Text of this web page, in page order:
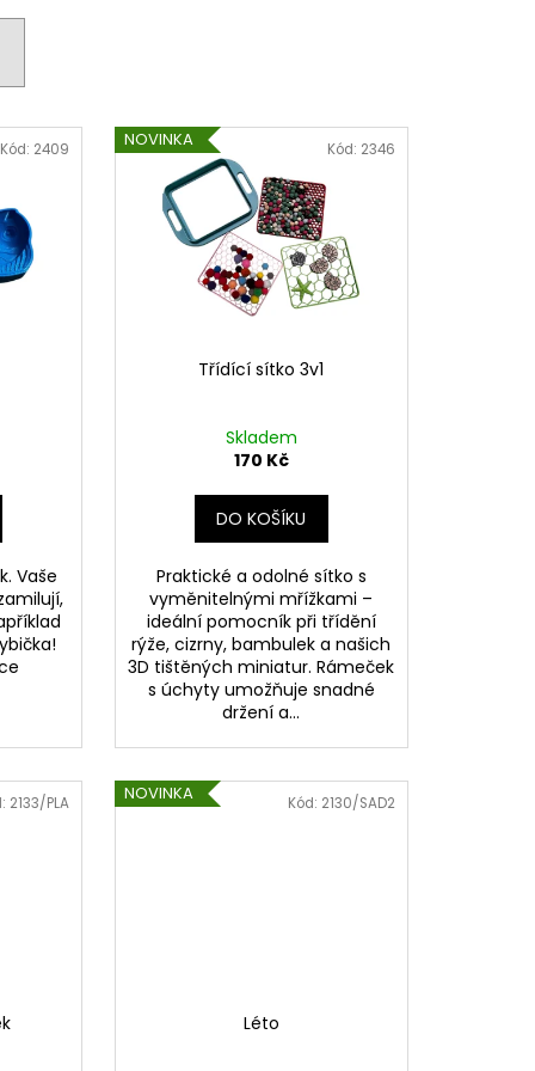
Vaše
Kód: 2409 NOVINKA
Třídící sítko 3v1
Skladem
170 Kč
DO KOŠÍKU
Praktické a odolné sítko s
vyměnitelnými mřížkami –
ideální pomocník při třídění
rýže, cizrny, bambulek a našich
3D tištěných miniatur. Rámeček
s úchyty umožňuje snadné
držení a...
Kód: 2346
2133/PLA NOVINKA
Léto
Kód: 2130/SAD2